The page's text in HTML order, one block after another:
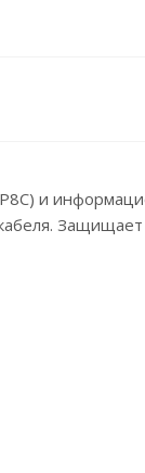
и